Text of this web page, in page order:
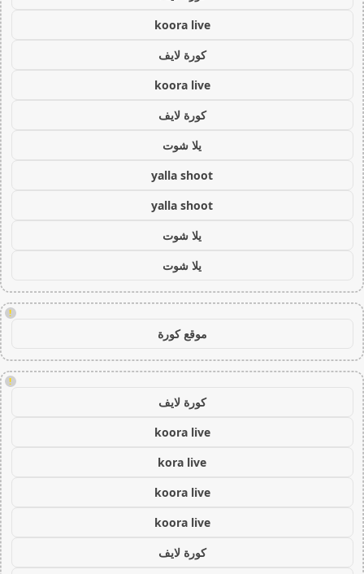
koora live
كورة لايف
koora live
كورة لايف
يلا شوت
yalla shoot
yalla shoot
يلا شوت
يلا شوت
!
موقع كورة
!
كورة لايف
koora live
kora live
koora live
koora live
كورة لايف